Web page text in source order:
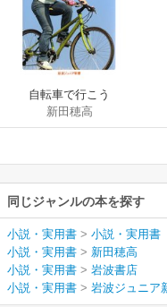
自転車で行こう
新田穂高
同じジャンルの本を探す
小説・実用書 > 小説・実用書
小説・実用書 > 新田穂高
小説・実用書 > 岩波書店
小説・実用書 > 岩波ジュニア